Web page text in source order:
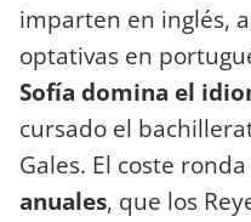
imparten en inglés,
optativas en
Sofía domina el
cursado el
Gales. El coste
anuales, que los